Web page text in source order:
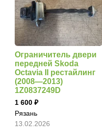
Ограничитель двери
передней Skoda
Octavia II рестайлинг
(2008—2013)
1Z0837249D
1 600
Рязань
13.02.2026